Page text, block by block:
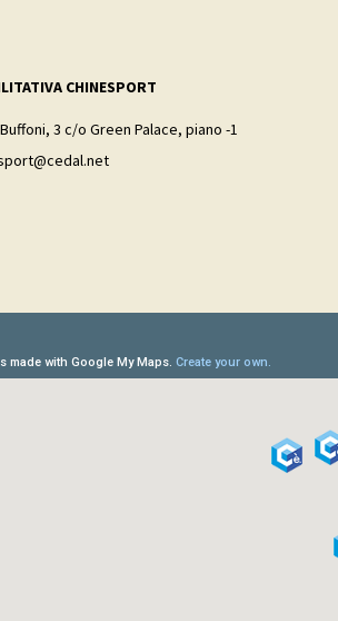
CHINESPORT
Buffoni, 3 c/o Green Palace, piano -1